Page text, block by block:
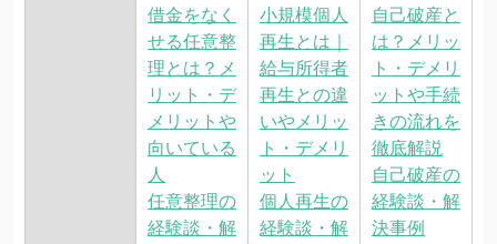
借金をなく
せる任意整
理とは？メ
リット・デ
メリットや
向いている
人
任意整理の
経験談・解
小規模個人
再生とは｜
給与所得者
再生との違
いやメリッ
ト・デメリ
ット
個人再生の
経験談・解
自己破産と
は？メリッ
ト・デメリ
ットや手続
きの流れを
徹底解説
自己破産の
経験談・解
決事例